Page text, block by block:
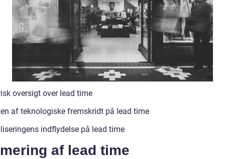
oversigt over lead time
af teknologiske fremskridt på lead time
indflydelse på lead time
af lead time